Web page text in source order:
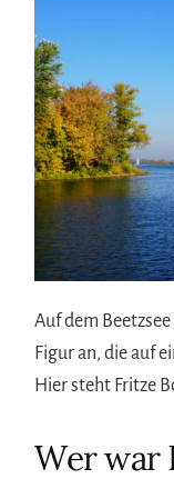
Auf dem
Figur an, die auf
Hier steht Fritze
Wer war